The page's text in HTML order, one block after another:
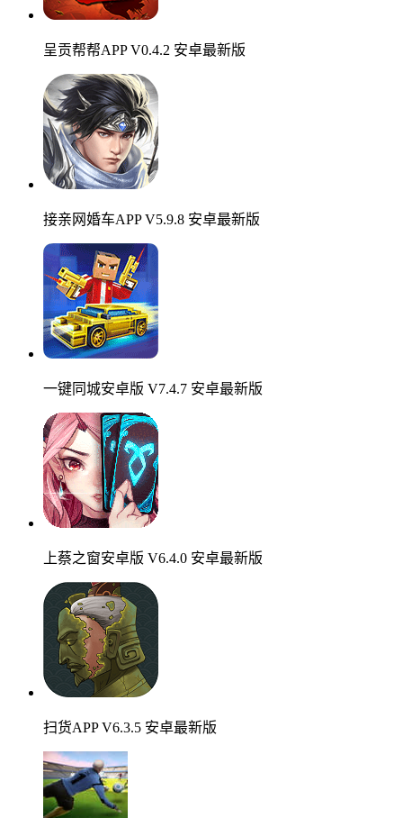
呈贡帮帮APP V0.4.2 安卓最新版
接亲网婚车APP V5.9.8 安卓最新版
一键同城安卓版 V7.4.7 安卓最新版
上蔡之窗安卓版 V6.4.0 安卓最新版
扫货APP V6.3.5 安卓最新版